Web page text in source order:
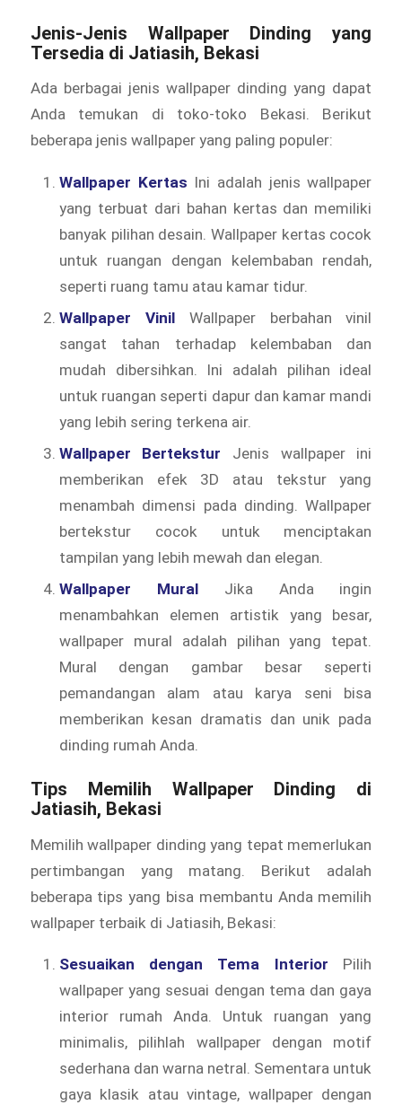
Jenis-Jenis Wallpaper Dinding yang
Tersedia di Jatiasih, Bekasi
Ada berbagai jenis wallpaper dinding yang dapat
Anda temukan di toko-toko Bekasi. Berikut
beberapa jenis wallpaper yang paling populer:
Wallpaper Kertas Ini adalah jenis wallpaper
yang terbuat dari bahan kertas dan memiliki
banyak pilihan desain. Wallpaper kertas cocok
untuk ruangan dengan kelembaban rendah,
seperti ruang tamu atau kamar tidur.
Wallpaper VinilWallpaper berbahan vinil
sangat tahan terhadap kelembaban dan
mudah dibersihkan. Ini adalah pilihan ideal
untuk ruangan seperti dapur dan kamar mandi
yang lebih sering terkena air.
Wallpaper Bertekstur Jenis wallpaper ini
memberikan efek 3D atau tekstur yang
menambah dimensi pada dinding. Wallpaper
bertekstur cocok untuk menciptakan
tampilan yang lebih mewah dan elegan.
Wallpaper MuralJika Anda ingin
menambahkan elemen artistik yang besar,
wallpaper mural adalah pilihan yang tepat.
Mural dengan gambar besar seperti
pemandangan alam atau karya seni bisa
memberikan kesan dramatis dan unik pada
dinding rumah Anda.
Tips Memilih Wallpaper Dinding di
Jatiasih, Bekasi
Memilih wallpaper dinding yang tepat memerlukan
pertimbangan yang matang. Berikut adalah
beberapa tips yang bisa membantu Anda memilih
wallpaper terbaik di Jatiasih, Bekasi:
Sesuaikan dengan Tema Interior Pilih
wallpaper yang sesuai dengan tema dan gaya
interior rumah Anda. Untuk ruangan yang
minimalis, pilihlah wallpaper dengan motif
sederhana dan warna netral. Sementara untuk
gaya klasik atau vintage, wallpaper dengan